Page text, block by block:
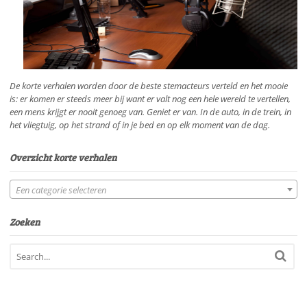
De korte verhalen worden door de beste stemacteurs verteld en het mooie
is: er komen er steeds meer bij want er valt nog een hele wereld te vertellen,
een mens krijgt er nooit genoeg van. Geniet er van. In de auto, in de trein, in
het vliegtuig, op het strand of in je bed en op elk moment van de dag.
Overzicht korte verhalen
Een categorie selecteren
Zoeken